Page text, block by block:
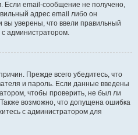
Если email-сообщение не получено,
адрес email либо он
уверены, что ввели правильный
с администратором.
Прежде всего убедитесь, что
и пароль. Если данные введены
чтобы проверить, не был ли
возможно, что допущена ошибка
с администратором для